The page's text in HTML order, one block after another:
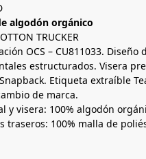
algodón orgánico
TRUCKER
OCS – CU811033. Diseño
estructurados. Visera
Etiqueta extraíble
de marca.
y visera: 100% algodón
traseros: 100% malla de